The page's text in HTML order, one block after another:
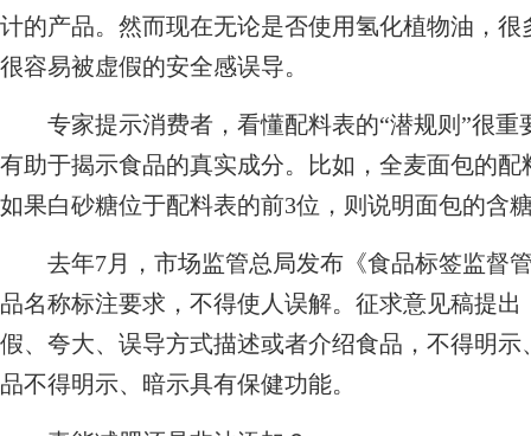
计的产品。然而现在无论是否使用氢化植物油，
很容易被虚假的安全感误导。
专家提示消费者，看懂配料表的“潜规则”很重
有助于揭示食品的真实成分。比如，全麦面包的
如果白砂糖位于配料表的前3位，则说明面包的含
去年7月，市场监管总局发布《食品标签监督
品名称标注要求，不得使人误解。征求意见稿提
假、夸大、误导方式描述或者介绍食品，不得明
品不得明示、暗示具有保健功能。